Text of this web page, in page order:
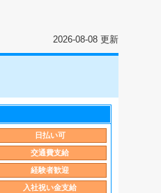
2026-08-08 更新
日払い可
交通費支給
経験者歓迎
入社祝い金支給